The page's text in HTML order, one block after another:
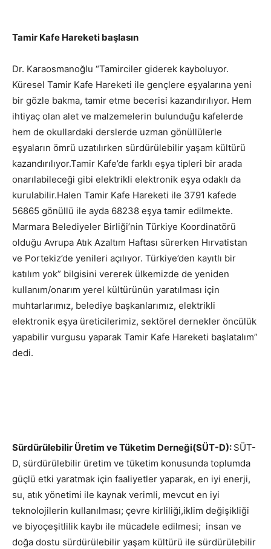
Tamir Kafe Hareketi başlasın
Dr. Karaosmanoğlu “Tamirciler giderek kayboluyor.
Küresel Tamir Kafe Hareketi ile gençlere eşyalarına yeni
bir gözle bakma, tamir etme becerisi kazandırılıyor. Hem
ihtiyaç olan alet ve malzemelerin bulunduğu kafelerde
hem de okullardaki derslerde uzman gönüllülerle
eşyaların ömrü uzatılırken sürdürülebilir yaşam kültürü
kazandırılıyor.Tamir Kafe’de farklı eşya tipleri bir arada
onarılabileceği gibi elektrikli elektronik eşya odaklı da
kurulabilir.Halen Tamir Kafe Hareketi ile 3791 kafede
56865 gönüllü ile ayda 68238 eşya tamir edilmekte.
Marmara Belediyeler Birliği’nin Türkiye Koordinatörü
olduğu Avrupa Atık Azaltım Haftası sürerken Hırvatistan
ve Portekiz’de yenileri açılıyor. Türkiye’den kayıtlı bir
katılım yok” bilgisini vererek ülkemizde de yeniden
kullanım/onarım yerel kültürünün yaratılması için
muhtarlarımız, belediye başkanlarımız, elektrikli
elektronik eşya üreticilerimiz, sektörel dernekler öncülük
yapabilir vurgusu yaparak Tamir Kafe Hareketi başlatalım”
dedi.
Sürdürülebilir Üretim ve Tüketim Derneği(SÜT-D): SÜT-
D, sürdürülebilir üretim ve tüketim konusunda toplumda
güçlü etki yaratmak için faaliyetler yaparak, en iyi enerji,
su, atık yönetimi ile kaynak verimli, mevcut en iyi
teknolojilerin kullanılması; çevre kirliliği,iklim değişikliği
ve biyoçeşitlilik kaybı ile mücadele edilmesi; insan ve
doğa dostu sürdürülebilir yaşam kültürü ile sürdürülebilir